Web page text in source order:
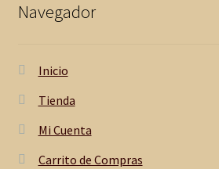
Navegador
Inicio
Tienda
Mi Cuenta
Carrito de Compras